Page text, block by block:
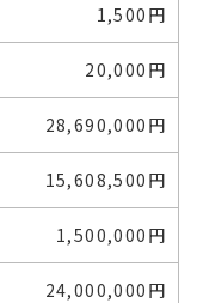
1,500円
20,000円
28,690,000円
15,608,500円
1,500,000円
24,000,000円